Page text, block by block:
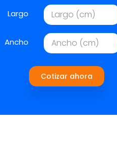
Largo
Ancho
Cotizar ahora